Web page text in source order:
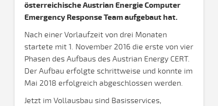
österreichische Austrian Energie Computer
Emergency Response Team aufgebaut hat.
Nach einer Vorlaufzeit von drei Monaten
startete mit 1. November 2016 die erste von vier
Phasen des Aufbaus des Austrian Energy CERT.
Der Aufbau erfolgte schrittweise und konnte im
Mai 2018 erfolgreich abgeschlossen werden.
Jetzt im Vollausbau sind Basisservices,